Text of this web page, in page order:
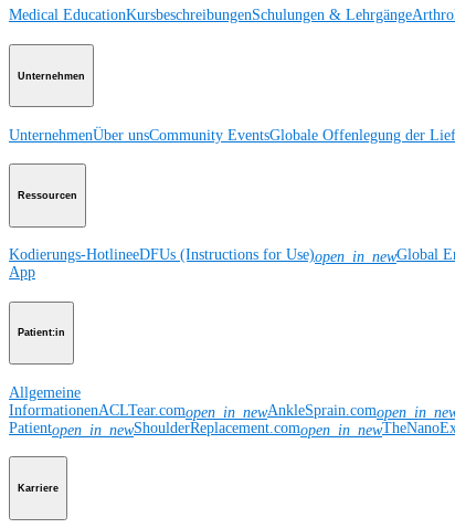
Medical EducationKursbeschreibungenSchulungen & Lehrgänge
Unternehmen
UnternehmenÜber unsCommunity EventsGlobale Offenlegung der
Ressourcen
Kodierungs-HotlineeDFUs (Instructions for Use)open_in_newGlobal
App
Patient:in
Allgemeine
InformationenACLTear.comopen_in_newAnkleSprain.com
Patientopen_in_newShoulderReplacement.comopen_in_new
Karriere